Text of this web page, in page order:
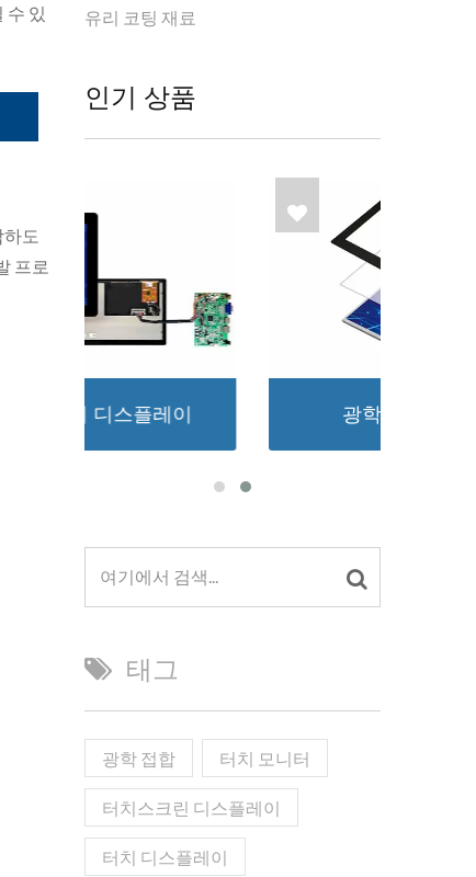
수 있
도
프로
유리 코팅 재료
인기 상품
광학 접합 서비스
태그
광학 접합 터치 모니터
터치스크린 디스플레이
터치 디스플레이